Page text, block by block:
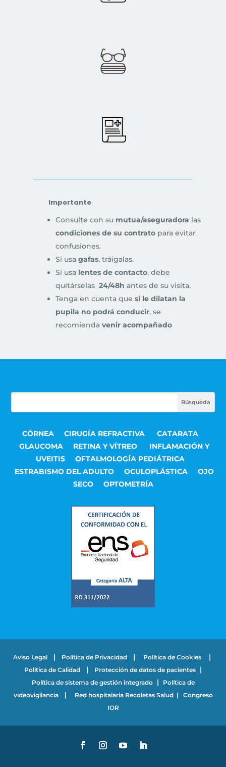
Importante
Consulte con sumutua/aseguradora las
condiciones de su contratopara evitar
confusiones.
Si usa gafas, tráigalas.
Si usa lentes de contacto, debe
quitárselas 24/48h antes de su visita.
Tenga en cuenta que si le dilatan la
pupila no podrá conducir, se
recomienda venir acompañado
CÓRNEA CIRUGÍA REFRACTIVA
CATARATA
GLAUCOMA
RETINA Y VÍTREO
INFLAMACIÓN Y
UVEITIS
OFTALMOLOGÍA PEDIÁTRICA
ESTRABISMO DEL ADULTO
OCULOPLÁSTICA
OJO
SECO
OPTOMETRÍA
Aviso Legal | Política de Privacidad | Política de Cookies |
Política de Calidad | Protección de datos de pacientes |
Política de sistema de gestión integrado|
Política de
videovigilancia| Red hospitalaria Recoletas Salud| Congreso
IOR